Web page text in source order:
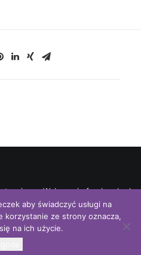
Wykonanie freshweb.pl
aby świadczyć usługi na
korzystanie ze strony oznacza,
na ich użycie.